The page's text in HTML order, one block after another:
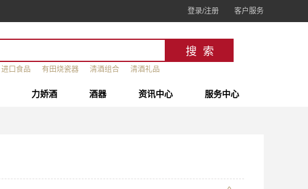
登录/注册 客户服务
进口食品 有田烧瓷器 清酒组合 清酒礼品
力娇酒 酒器 资讯中心 服务中心